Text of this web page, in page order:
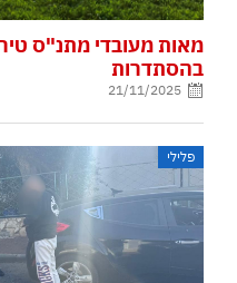
מאות מעובדי מתנ"ס
בהסתדרות
21/11/2025
פלילי